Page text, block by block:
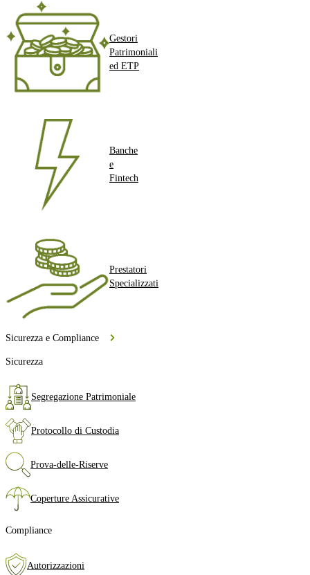
Gestori
Patrimoniali
ed ETP
Banche
e
Fintech
Prestatori
Specializzati
Sicurezza e Compliance
Sicurezza
Segregazione Patrimoniale
Protocollo di Custodia
Prova‑delle‑Riserve
Coperture Assicurative
Compliance
Autorizzazioni